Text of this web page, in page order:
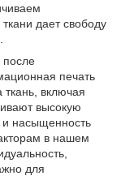
дает свободу
после
печать
включая
высокую
и насыщенность
в нашем
для